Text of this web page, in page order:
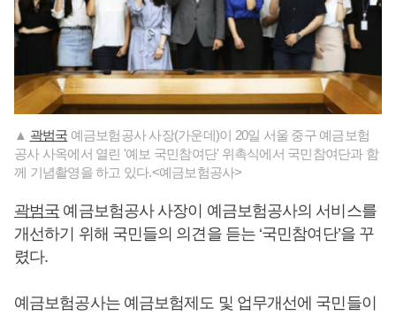
▲ 곽범국 예금보험공사 사장(가운데)이 20일 서울 중구 예금보험
공사 사옥에서 열린 '예보 국민참여단' 위촉식에서 국민참여단과 함
께 기념촬영을 하고 있다.<예금보험공사>
곽범국 예금보험공사 사장이 예금보험공사의 서비스를
개선하기 위해 국민들의 의견을 듣는 ‘국민참여단’을 꾸
렸다.
예금보험공사는 예금보험제도 및 업무개선에 국민들이